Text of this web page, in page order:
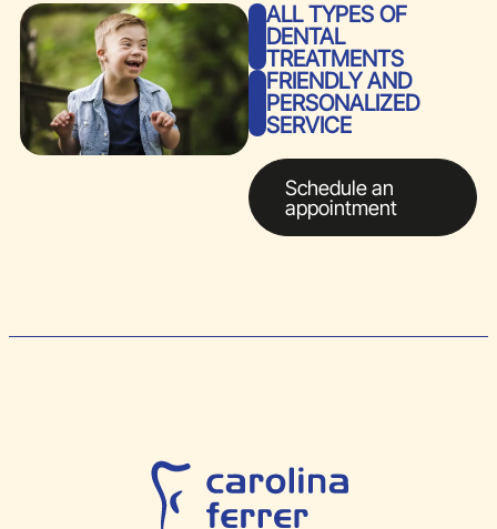
ALL TYPES OF
DENTAL
TREATMENTS
FRIENDLY AND
PERSONALIZED
SERVICE
Schedule an
appointment